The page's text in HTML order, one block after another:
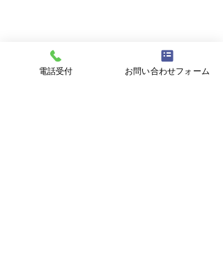
電話受付 お問い合わせフォーム